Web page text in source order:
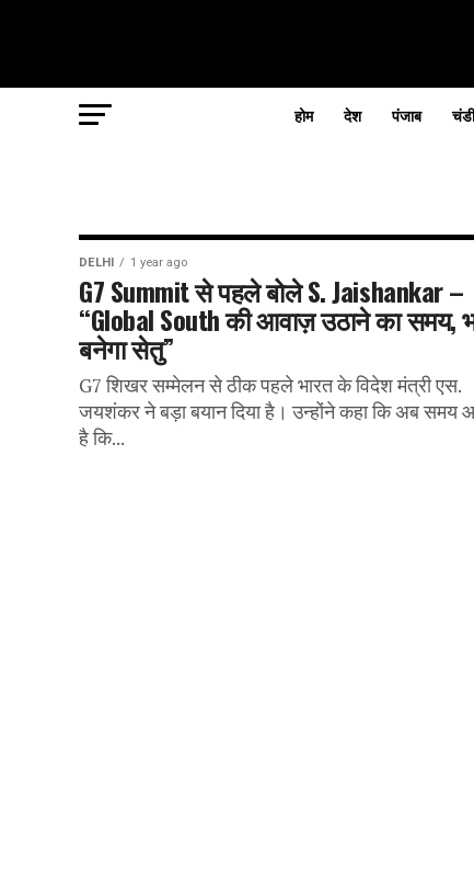
होम देश पंजाब
DELHI 1 year ago
G7 Summit से पहले बोले S. Jaishankar –
“Global South की आवाज़ उठाने का समय,
बनेगा सेतु”
G7 शिखर सम्मेलन से ठीक पहले भारत के विदेश मंत्री एस.
जयशंकर ने बड़ा बयान दिया है। उन्होंने कहा कि अब समय
है कि...